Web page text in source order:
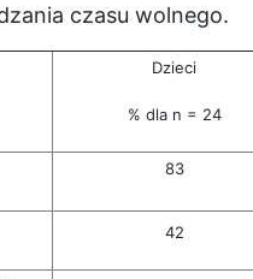
czasu wolnego.
Dzieci
% dla n = 24
83
42